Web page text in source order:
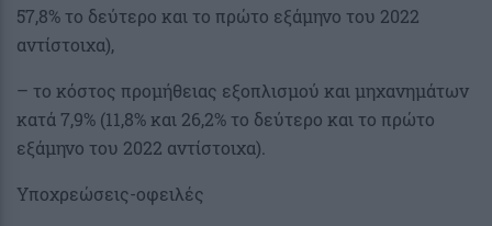
57,8% το δεύτερο και το πρώτο εξάμηνο του 2022
αντίστοιχα),
– το κόστος προμήθειας εξοπλισμού και μηχανημάτων
κατά 7,9% (11,8% και 26,2% το δεύτερο και το πρώτο
εξάμηνο του 2022 αντίστοιχα).
Υποχρεώσεις-οφειλές